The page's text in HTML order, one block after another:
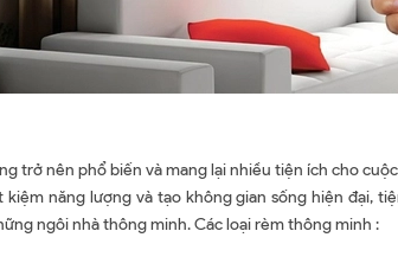
trở nên phổ biến và mang lại nhiều tiện ích cho
năng lượng và tạo không gian sống hiện đại,
ngôi nhà thông minh. Các loại rèm thông minh :